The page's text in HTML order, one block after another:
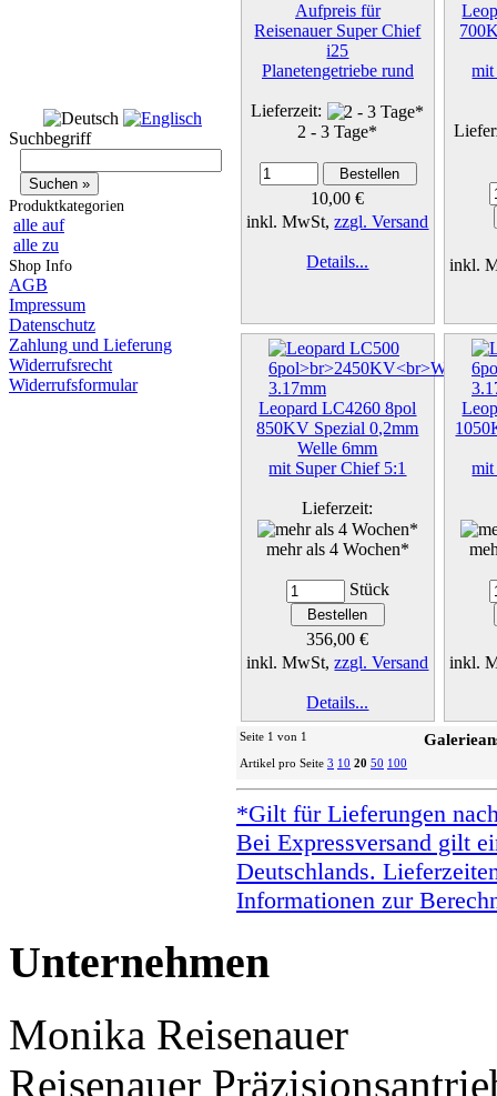
Suchbegriff
Produktkategorien
alle auf
alle zu
Shop Info
AGB
Impressum
Datenschutz
Zahlung und Lieferung
Widerrufsrecht
Widerrufsformular
Aufpreis für
Reisenauer Super Chief
i25
Planetengetriebe rund
Lieferzeit:
2 - 3 Tage*
10,00 €
inkl. MwSt,zzgl. Versand
Details...
mit
inkl.
Leopard LC4260 8pol
850KV Spezial 0,2mm
Welle 6mm
mit Super Chief 5:1
Lieferzeit:
mehr als 4 Wochen*
Stück
356,00 €
inkl. MwSt,zzgl. Versand
Details...
mit
inkl.
Seite 1 von 1
Artikel pro Seite 3 10 20 50 100
*Gilt für Lieferungen
Bei Expressversand gilt
Deutschlands.
Informationen zur
Unternehmen
Monika Reisenauer
Reisenauer